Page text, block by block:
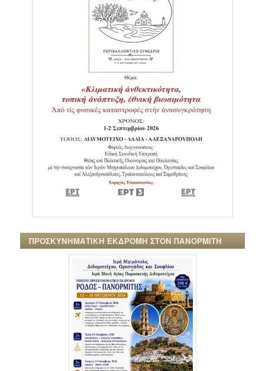
ΠΡΟΣΚΥΝΗΜΑΤΙΚΗ ΕΚΔΡΟΜΗ ΣΤΟΝ ΠΑΝΟΡΜΙΤΗ